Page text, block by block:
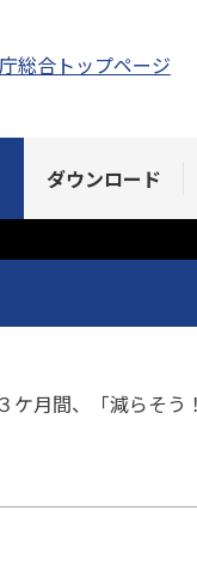
総合トップページ
ダウンロード
月間、「減らそう